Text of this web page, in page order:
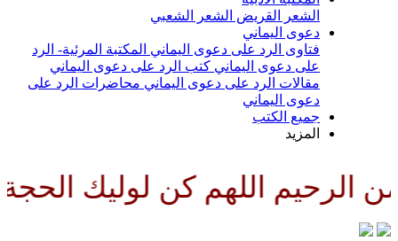
الشعر الشعبي
اليماني
الرد على دعوى اليماني المكتبة المرئية- الرد
دعوى اليماني كتب الرد على دعوى اليماني
الرد على دعوى اليماني محاضرات الرد على
كن لوليك الحجة بن